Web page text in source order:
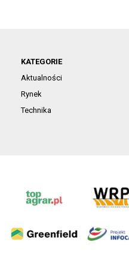
KATEGORIE
Aktualności
Rynek
Technika